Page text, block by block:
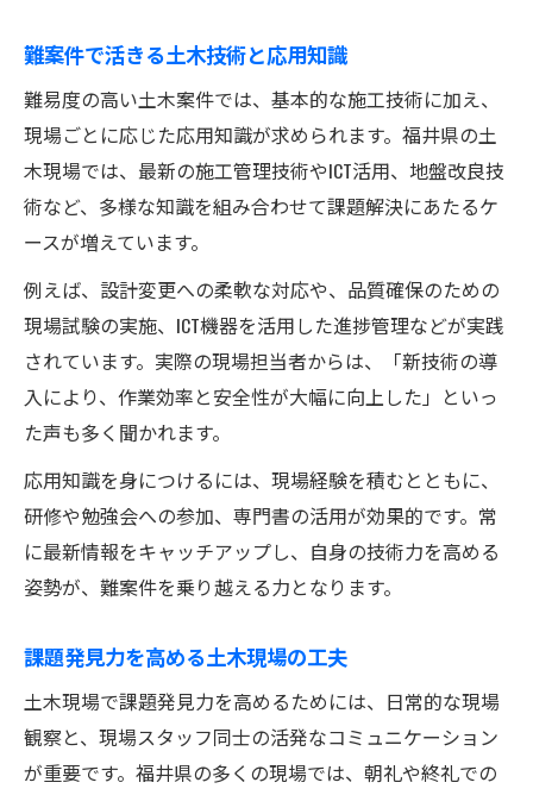
難案件で活きる土木技術と応用知識
難易度の高い土木案件では、基本的な施工技術に加え、
現場ごとに応じた応用知識が求められます。福井県の土
木現場では、最新の施工管理技術やICT活用、地盤改良技
術など、多様な知識を組み合わせて課題解決にあたるケ
ースが増えています。
例えば、設計変更への柔軟な対応や、品質確保のための
現場試験の実施、ICT機器を活用した進捗管理などが実践
されています。実際の現場担当者からは、「新技術の導
入により、作業効率と安全性が大幅に向上した」といっ
た声も多く聞かれます。
応用知識を身につけるには、現場経験を積むとともに、
研修や勉強会への参加、専門書の活用が効果的です。常
に最新情報をキャッチアップし、自身の技術力を高める
姿勢が、難案件を乗り越える力となります。
課題発見力を高める土木現場の工夫
土木現場で課題発見力を高めるためには、日常的な現場
観察と、現場スタッフ同士の活発なコミュニケーション
が重要です。福井県の多くの現場では、朝礼や終礼での